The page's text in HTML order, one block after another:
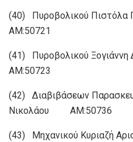
(40) Πυροβολικού
ΑΜ:50721
(41) Πυροβολικού Ξογιάννη
ΑΜ:50723
(42) Διαβιβάσεων
Νικολάου ΑΜ:50736
(43) Μηχανικού Κυριαζή